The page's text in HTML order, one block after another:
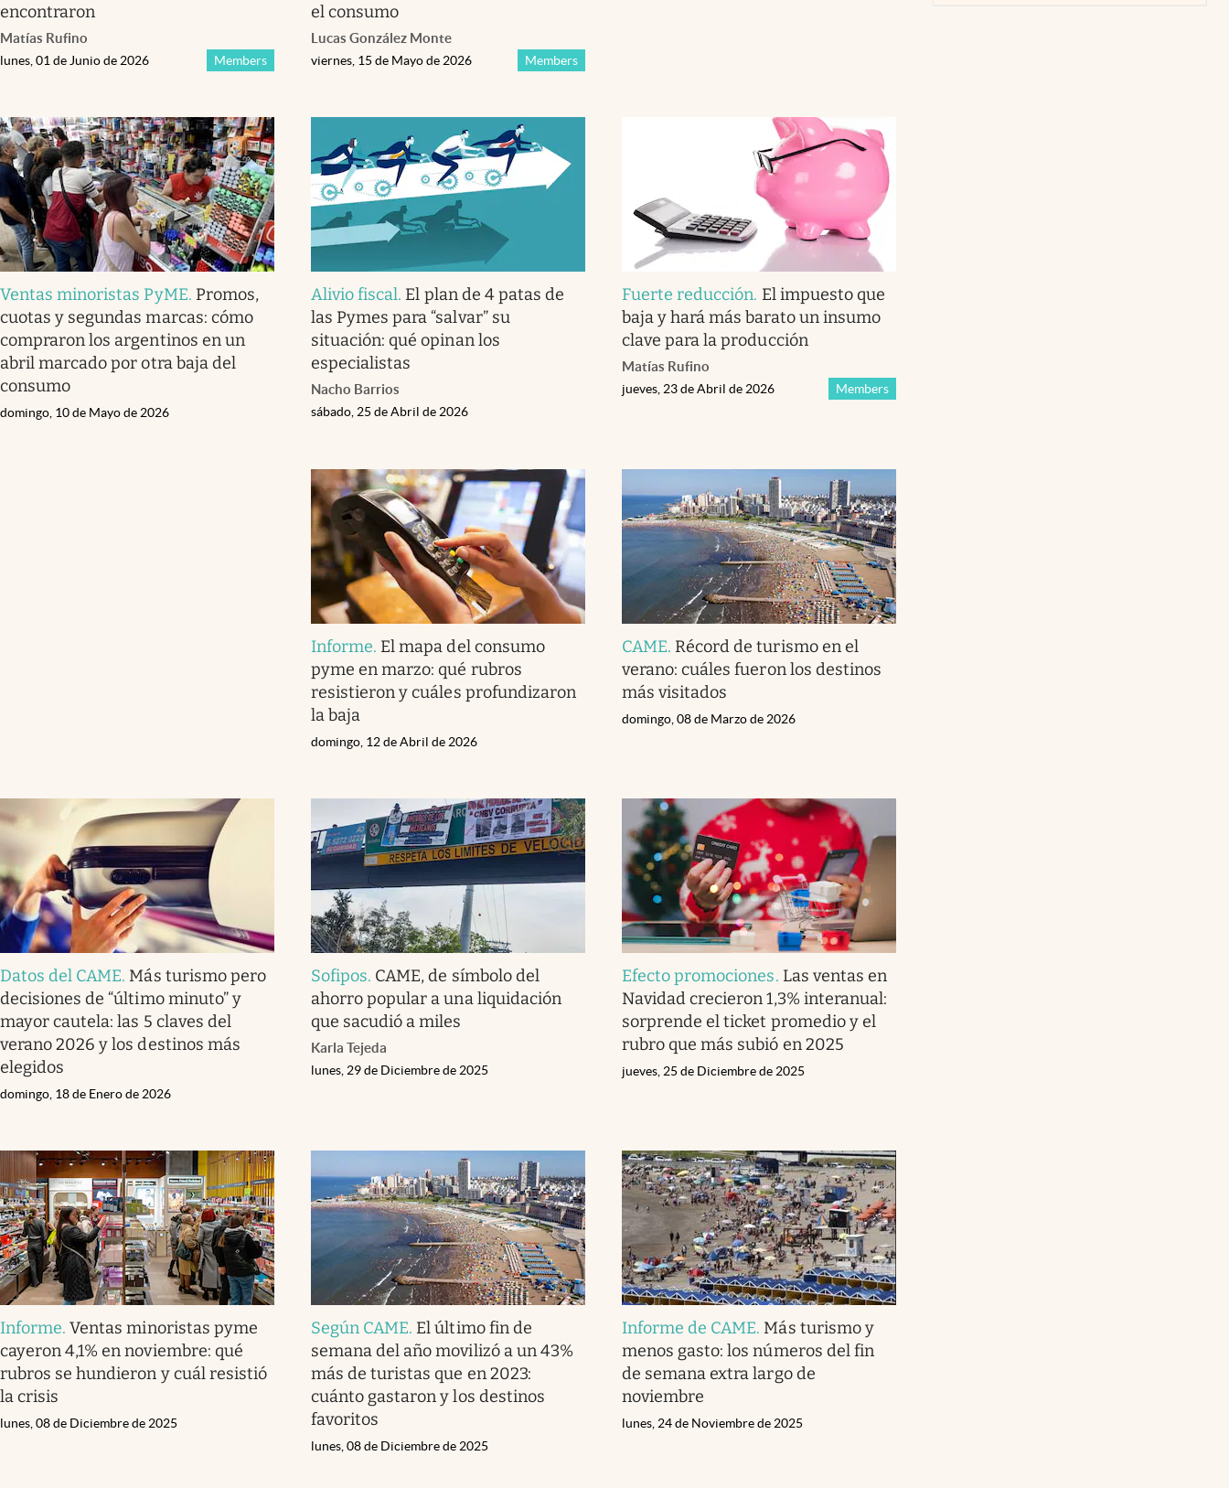
encontraron
Matías Rufino
Members
lunes, 01 de Junio de 2026
el consumo
Lucas González Monte
Members
viernes, 15 de Mayo de 2026
Ventas minoristas PyME. Promos,
cuotas y segundas marcas: cómo
compraron los argentinos en un
abril marcado por otra baja del
consumo
domingo, 10 de Mayo de 2026
Alivio fiscal. El plan de 4 patas de
las Pymes para “salvar” su
situación: qué opinan los
especialistas
Nacho Barrios
sábado, 25 de Abril de 2026
Fuerte reducción. El impuesto que
baja y hará más barato un insumo
clave para la producción
Matías Rufino
Members
jueves, 23 de Abril de 2026
Informe. El mapa del consumo
pyme en marzo: qué rubros
resistieron y cuáles profundizaron
la baja
domingo, 12 de Abril de 2026
CAME. Récord de turismo en el
verano: cuáles fueron los destinos
más visitados
domingo, 08 de Marzo de 2026
Datos del CAME. Más turismo pero
decisiones de “último minuto” y
mayor cautela: las 5 claves del
verano 2026 y los destinos más
elegidos
domingo, 18 de Enero de 2026
Sofipos. CAME, de símbolo del
ahorro popular a una liquidación
que sacudió a miles
Karla Tejeda
lunes, 29 de Diciembre de 2025
Efecto promociones. Las ventas en
Navidad crecieron 1,3% interanual:
sorprende el ticket promedio y el
rubro que más subió en 2025
jueves, 25 de Diciembre de 2025
Informe.Ventas minoristas pyme
cayeron 4,1% en noviembre: qué
rubros se hundieron y cuál resistió
la crisis
lunes, 08 de Diciembre de 2025
Según CAME. El último fin de
semana del año movilizó a un 43%
más de turistas que en 2023:
cuánto gastaron y los destinos
favoritos
lunes, 08 de Diciembre de 2025
Informe de CAME. Más turismo y
menos gasto: los números del fin
de semana extra largo de
noviembre
lunes, 24 de Noviembre de 2025